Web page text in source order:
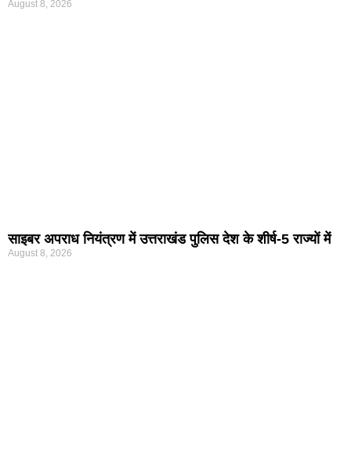
August 8, 2026
साइबर अपराध नियंत्रण में उत्तराखंड पुलिस देश के शीर्ष-5 राज्यों में
August 8, 2026